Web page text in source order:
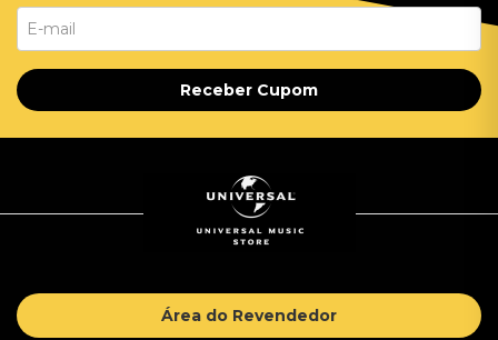
Receber Cupom
Área do Revendedor